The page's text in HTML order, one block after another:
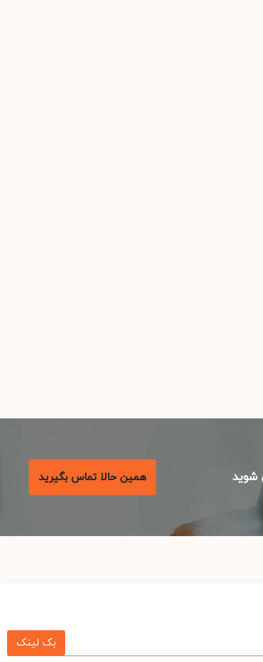
همین حالا تماس بگیرید
بک لینک